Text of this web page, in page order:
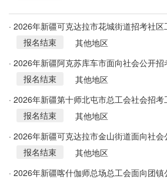
· 2026年新疆可克达拉市花城街道招考社
报名结束
其他地区
· 2026年新疆阿克苏库车市面向社会公开
社区工作者公告
报名结束
其他地区
· 2026年新疆第十师北屯市总工会社会招
者4人公告
报名结束
其他地区
· 2026年新疆可克达拉市金山街道面向社
会化工作者简章
报名结束
其他地区
· 2026年新疆喀什伽师总场总工会面向团